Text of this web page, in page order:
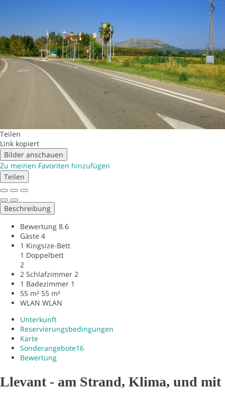
Teilen
Link kopiert
Bilder anschauen
Zu meinen Favoriten hinzufügen
Teilen
Beschreibung
Bewertung 8.6
Gäste 4
1 Kingsize-Bett
1 Doppelbett
2
2 Schlafzimmer 2
1 Badezimmer 1
55 m² 55 m²
WLAN WLAN
Unterkunft
Reservierungsbedingungen
Karte
Sonderangebote16
Bewertung
Llevant - am Strand, Klima, und mit